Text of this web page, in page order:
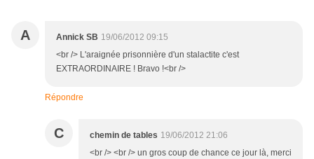
A Annick SB 19/06/2012 09:15
<br /> L'araignée prisonnière d'un stalactite c'est
EXTRAORDINAIRE ! Bravo !<br />
Répondre
C chemin de tables 19/06/2012 21:06
<br /> <br /> un gros coup de chance ce jour là, merci